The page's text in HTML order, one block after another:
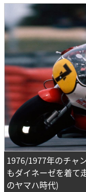
1976/1977年のチャ
もダイネーゼを着て
のヤマハ時代)